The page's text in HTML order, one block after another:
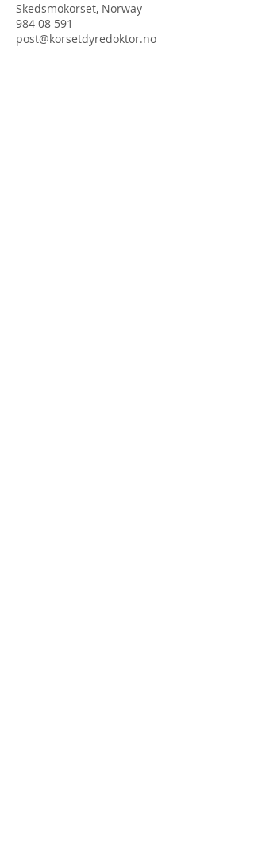
Skedsmokorset, Norway
984 08 591
post@korsetdyredoktor.no